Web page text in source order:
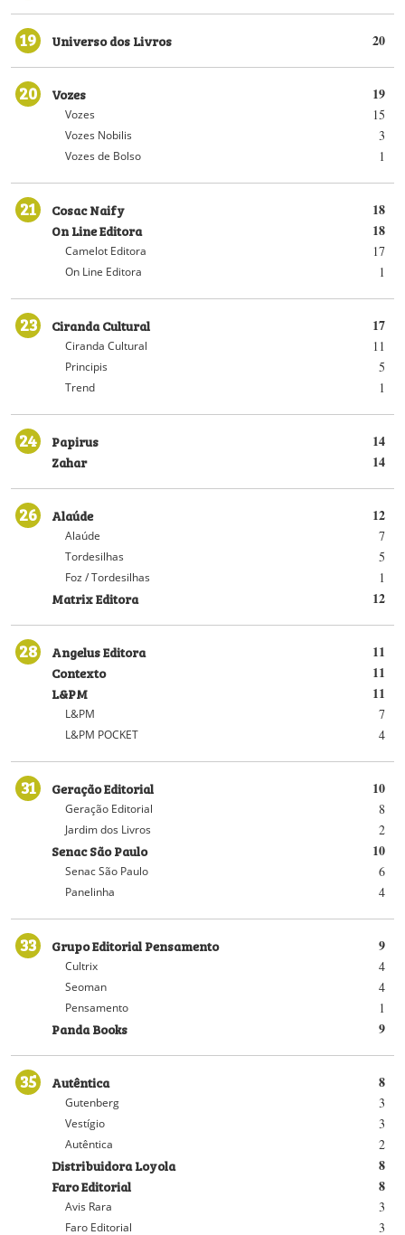
19 20
Universo dos Livros
20 19
Vozes
15
Vozes
3
Vozes Nobilis
1
Vozes de Bolso
21 18
Cosac Naify
18
On Line Editora
17
Camelot Editora
1
On Line Editora
23 17
Ciranda Cultural
11
Ciranda Cultural
5
Principis
1
Trend
24 14
Papirus
14
Zahar
26 12
Alaúde
7
Alaúde
5
Tordesilhas
1
Foz / Tordesilhas
12
Matrix Editora
28 11
Angelus Editora
11
Contexto
11
L&PM
7
L&PM
4
L&PM POCKET
31 10
Geração Editorial
8
Geração Editorial
2
Jardim dos Livros
10
Senac São Paulo
6
Senac São Paulo
4
Panelinha
33 9
Grupo Editorial Pensamento
4
Cultrix
4
Seoman
1
Pensamento
9
Panda Books
35 8
Autêntica
3
Gutenberg
3
Vestígio
2
Autêntica
8
Distribuidora Loyola
8
Faro Editorial
3
Avis Rara
3
Faro Editorial